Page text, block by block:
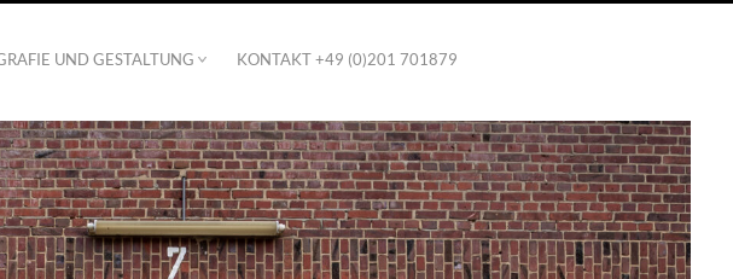
UND GESTALTUNG KONTAKT +49 (0)201 701879